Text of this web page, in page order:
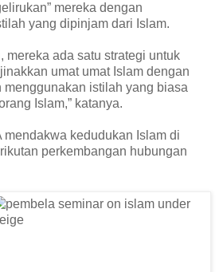
mereka dengan
yang dipinjam dari Islam.
mereka ada satu strategi untuk
umat umat Islam dengan
istilah yang biasa
Islam,” katanya.
kedudukan Islam di
perkembangan hubungan